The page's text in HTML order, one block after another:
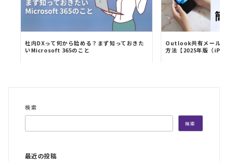
社内DXって何から始める？まず知っておきた
いMicrosoft 365のこと
Outlook共有メールボ
方法【2025年版（
検索
検索
最近の投稿